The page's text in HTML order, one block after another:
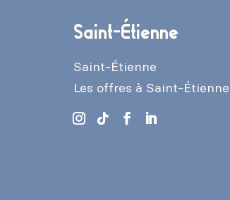
Saint-Étienne
Saint-Étienne
Les offres à Saint-Étienne